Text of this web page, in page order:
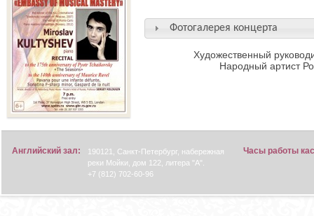
Фотогалерея концерта
Художественный
Народный артист
Английский зал:
190121, Санкт-Петербург, набережная
реки Мойки, дом 122, литера "А".
+7 (812) 702-60-96
Часы работы